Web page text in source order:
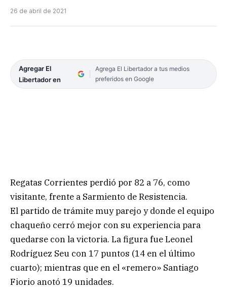
26 de abril de 2021
Agregar El
Libertador en
Agrega El Libertador a tus medios
preferidos en Google
Regatas Corrientes perdió por 82 a 76, como
visitante, frente a Sarmiento de Resistencia.
El partido de trámite muy parejo y donde el equipo
chaqueño cerró mejor con su experiencia para
quedarse con la victoria. La figura fue Leonel
Rodríguez Seu con 17 puntos (14 en el último
cuarto); mientras que en el «remero» Santiago
Fiorio anotó 19 unidades.